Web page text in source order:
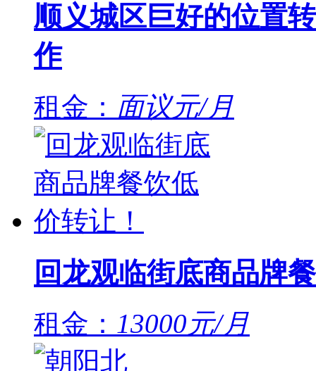
顺义城区巨好的位置
作
租金： 面议元/月
回龙观临街底商品牌
租金： 13000元/月